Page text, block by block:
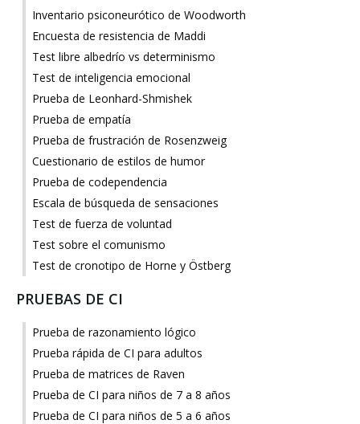
Inventario psiconeurótico de Woodworth
Encuesta de resistencia de Maddi
Test libre albedrío vs determinismo
Test de inteligencia emocional
Prueba de Leonhard-Shmishek
Prueba de empatía
Prueba de frustración de Rosenzweig
Cuestionario de estilos de humor
Prueba de codependencia
Escala de búsqueda de sensaciones
Test de fuerza de voluntad
Test sobre el comunismo
Test de cronotipo de Horne y Östberg
PRUEBAS DE CI
Prueba de razonamiento lógico
Prueba rápida de CI para adultos
Prueba de matrices de Raven
Prueba de CI para niños de 7 a 8 años
Prueba de CI para niños de 5 a 6 años